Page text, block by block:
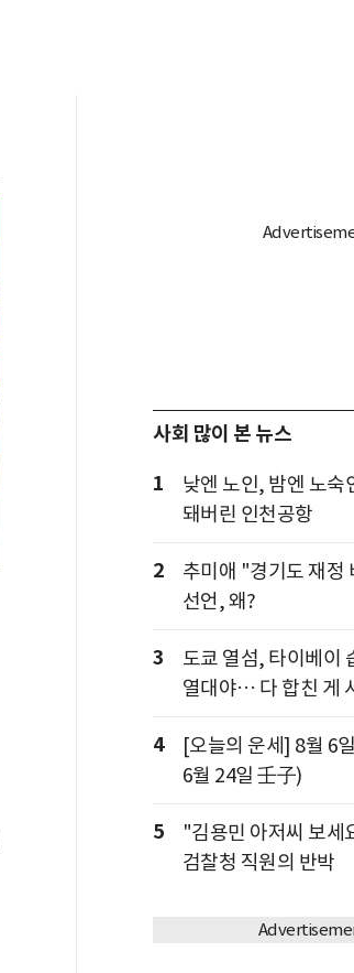
사회 많이 본 뉴스
1
낮엔 노인, 밤엔 노
돼버린 인천공항
2
추미애 "경기도 재정
선언, 왜?
3
도쿄 열섬, 타이베이
열대야… 다 합친 게
4
[오늘의 운세] 8월 6
6월 24일 壬子)
5
"김용민 아저씨 보세
검찰청 직원의 반박